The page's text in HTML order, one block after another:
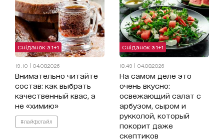
Сніданок з 1+1
19:10 | 04.08.2026
Внимательно читайте
состав: как выбрать
качественный квас, а
не «химию»
#лайфстайл
Сніданок з 1+1
18:49 | 04.08.2026
На самом деле это
очень вкусно:
освежающий салат с
арбузом, сыром и
рукколой, который
покорит даже
скептиков